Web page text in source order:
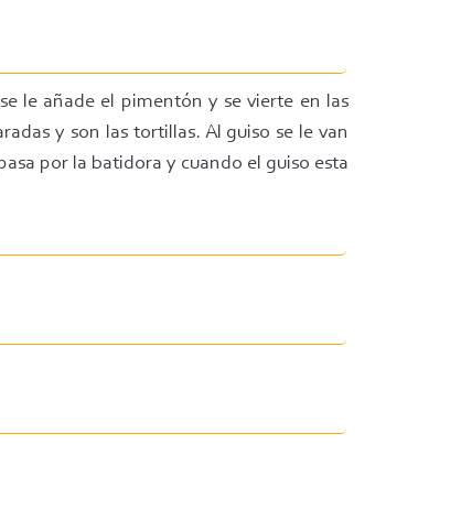
le añade el pimentón y se vierte en las
y son las tortillas. Al guiso se le van
por la batidora y cuando el guiso esta